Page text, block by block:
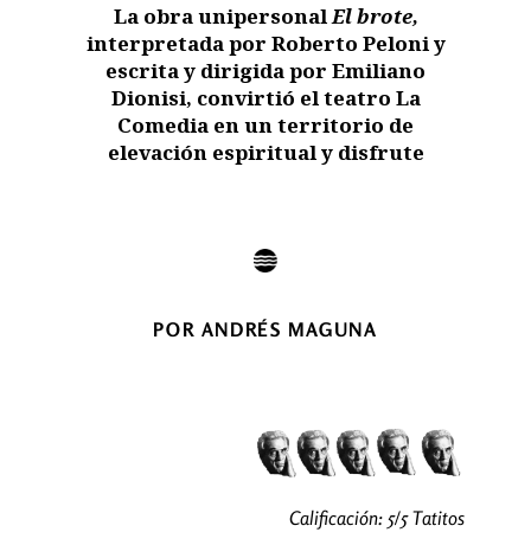
La obra unipersonalEl brote,
interpretada por Roberto Peloni y
escrita y dirigida por Emiliano
Dionisi, convirtió el teatro La
Comedia en un territorio de
elevación espiritual y disfrute
POR ANDRÉS MAGUNA
Calificación: 5/5 Tatitos